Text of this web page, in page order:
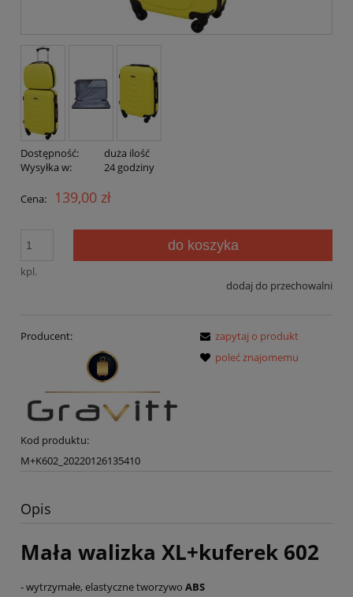
Dostępność:
duża ilość
Wysyłka w:
24 godziny
Cena: 139,00 zł
kpl.
do koszyka
dodaj do przechowalni
Producent:
Kod produktu:
M+K602_20220126135410
zapytaj o produkt
poleć znajomemu
Opis
Mała walizka XL+kuferek 602
- wytrzymałe, elastyczne tworzywo ABS